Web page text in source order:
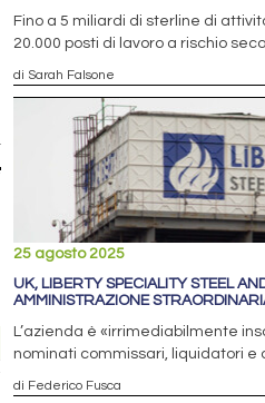
Fino a 5 miliardi di sterline di
20.000 posti di lavoro a rischio
di Sarah Falsone
25 agosto 2025
UK, LIBERTY SPECIALITY STEEL
AMMINISTRAZIONE
L’azienda è «irrimediabilmente
nominati commissari, liquidatori
di Federico Fusca